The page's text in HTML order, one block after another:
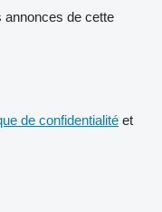
annonces de cette
de confidentialité et